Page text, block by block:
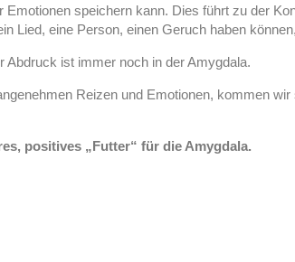
Emotionen speichern kann. Dies führt zu der
Lied, eine Person, einen Geruch haben
Abdruck ist immer noch in der Amygdala.
Reizen und Emotionen, kommen
positives „Futter“ für die Amygdala.